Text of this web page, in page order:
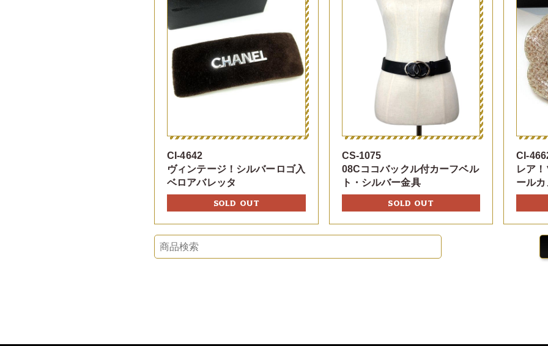
CI-4642
ヴィンテージ！シルバーロゴ入
ベロアバレッタ
SOLD OUT
CS-1075
08Cココバックル付カーフベル
ト・シルバー金具
SOLD OUT
CI-
レア
ール